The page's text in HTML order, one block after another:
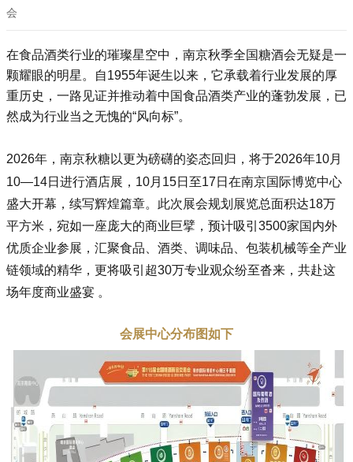
会
在食品酒类行业的璀璨星空中，南京秋季全国糖酒会无疑是一
颗耀眼的明星。自1955年诞生以来，它承载着行业发展的厚
重历史，一路见证并推动着中国食品酒类产业的蓬勃发展，已
然成为行业当之无愧的“风向标”。
2026年，南京秋糖以更为磅礴的姿态回归，将于2026年10月
10—14日进行酒店展，10月15日至17日 在南京国际博览中心
盛大开幕，续写辉煌篇章。此次展会规划展览总面积达18万
平方米，宛如一座庞大的商业巨擘，预计吸引3500家国内外
优质企业参展，汇聚食品、酒类、调味品、包装机械等全产业
链领域的精华，更将吸引超30万专业观众纷至沓来，共赴这
场年度商业盛宴 。
会展中心分布图如下